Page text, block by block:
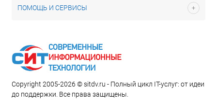
ПОМОЩЬ И СЕРВИСЫ
Copyright 2005-2026 © sitdv.ru - Полный цикл IT-услуг: от идеи
до поддержки. Все права защищены.